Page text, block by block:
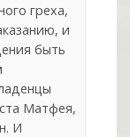
греха,
и
быть
Матфея,
И